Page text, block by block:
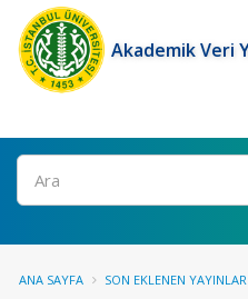
Akademik Veri
Ara
ANA SAYFA SON EKLENEN YAYINLAR